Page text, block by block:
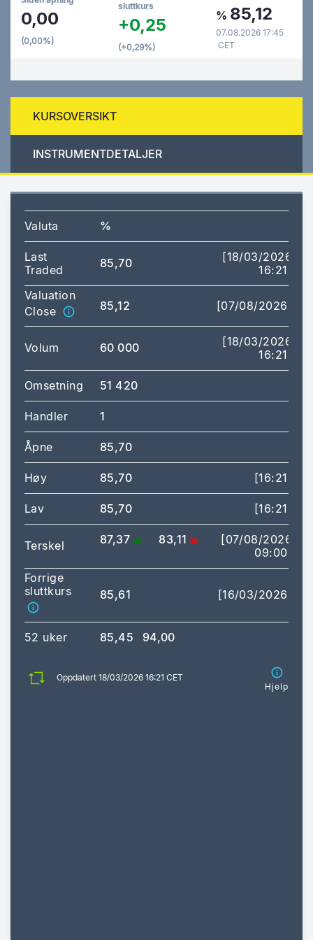
0,00
(0,00%)
sluttkurs
+0,25
(+0,29%)
% 85,12
07.08.2026 17:45
CET
KURSOVERSIKT
INSTRUMENTDETALJER
Valuta %
Last
Traded
85,70
[18/03/2026
16:21]
Valuation
Close
85,12 [07/08/2026]
Volum 60 000
[18/03/2026
16:21]
Omsetning 51 420
Handler 1
Åpne 85,70
Høy 85,70 [16:21]
Lav 85,70 [16:21]
Terskel 87,37 83,11
[07/08/2026
09:00]
Forrige
sluttkurs
85,61 [16/03/2026]
52 uker 85,45 94,00
Oppdatert 18/03/2026 16:21 CET
Hjelp